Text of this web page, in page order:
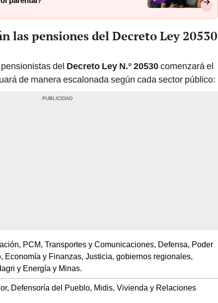
las pensiones del Decreto Ley 20530
del Decreto Ley N.° 20530comenzará el
de manera escalonada según cada sector público:
PCM, Transportes y Comunicaciones, Defensa, Poder
Economía y Finanzas, Justicia, gobiernos regionales,
y Energía y Minas.
Defensoría del Pueblo, Midis, Vivienda y Relaciones